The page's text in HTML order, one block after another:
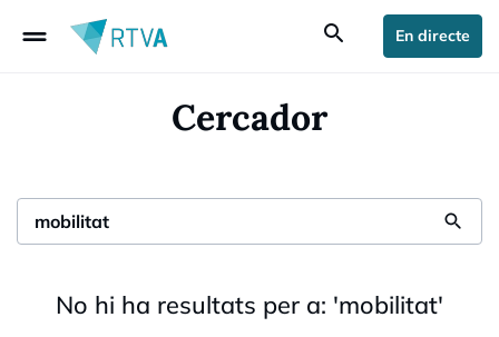
drag_handle search En directe
Cercador
search
No hi ha resultats per a: 'mobilitat'